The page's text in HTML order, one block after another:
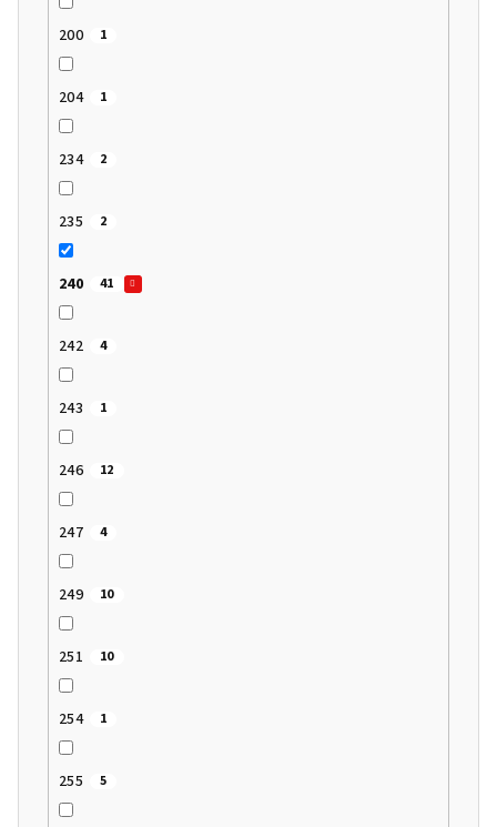
200 1
204 1
234 2
235 2
240 41
242 4
243 1
246 12
247 4
249 10
251 10
254 1
255 5